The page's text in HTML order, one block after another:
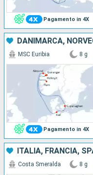
Pagamento in 4X
DANIMARCA,
Pagamento in 4X
MSC Euribia 8 g
Costa Smeralda 8 g